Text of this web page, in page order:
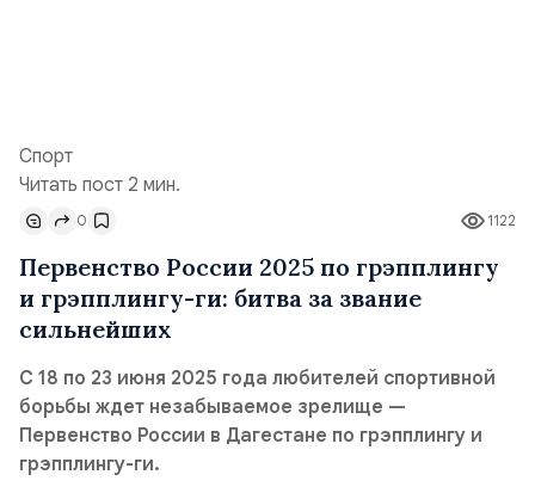
Спорт
Читать пост 2 мин.
1122
0
Первенство России 2025 по грэпплингу
и грэпплингу-ги: битва за звание
сильнейших
С 18 по 23 июня 2025 года любителей спортивной
борьбы ждет незабываемое зрелище —
Первенство России в Дагестане по грэпплингу и
грэпплингу-ги.